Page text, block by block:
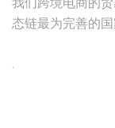
态链最为完善的国
.